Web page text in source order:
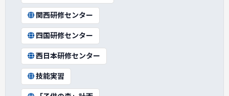
関西研修センター
四国研修センター
西日本研修センター
技能実習